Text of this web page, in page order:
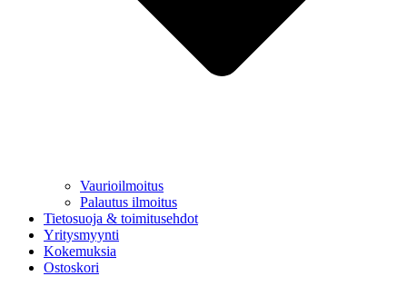
Vaurioilmoitus
Palautus ilmoitus
Tietosuoja & toimitusehdot
Yritysmyynti
Kokemuksia
Ostoskori